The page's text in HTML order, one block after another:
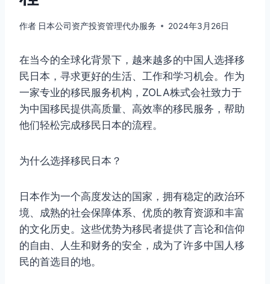
作者 日本公司资产投资管理代办服务 2024年3月26日
在当今的全球化背景下，越来越多的中国人选择移
民日本，寻求更好的生活、工作和学习机会。作为
一家专业的移民服务机构，ZOLA株式会社致力于
为中国移民提供高质量、高效率的移民服务，帮助
他们轻松完成移民日本的流程。
为什么选择移民日本？
日本作为一个高度发达的国家，拥有稳定的政治环
境、成熟的社会保障体系、优质的教育资源和丰富
的文化历史。这些优势为移民者提供了言论和信仰
的自由、人生和财务的安全，成为了许多中国人移
民的首选目的地。